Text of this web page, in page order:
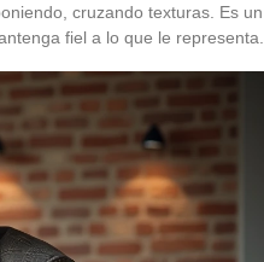
cruzando texturas. Es un
fiel a lo que le representa.